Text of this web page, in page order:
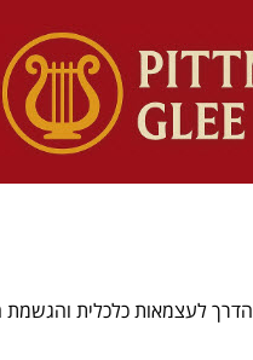
הדרך לעצמאות כלכלית והגשמת